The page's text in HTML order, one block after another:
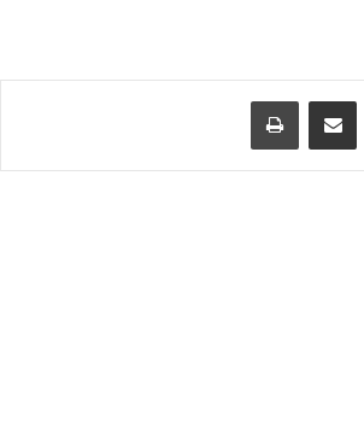
مشاركة عبر البريد طباعة